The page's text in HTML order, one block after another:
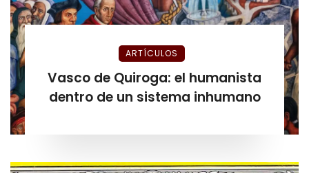
ARTÍCULOS
Vasco de Quiroga: el humanista
dentro de un sistema inhumano